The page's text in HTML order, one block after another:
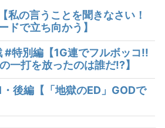
の言うことを聞きなさい！
ドで立ち向かう】
特別編【1G連でフルボッコ!!
一打を放ったのは誰だ!?】
後編【「地獄のED」GODで